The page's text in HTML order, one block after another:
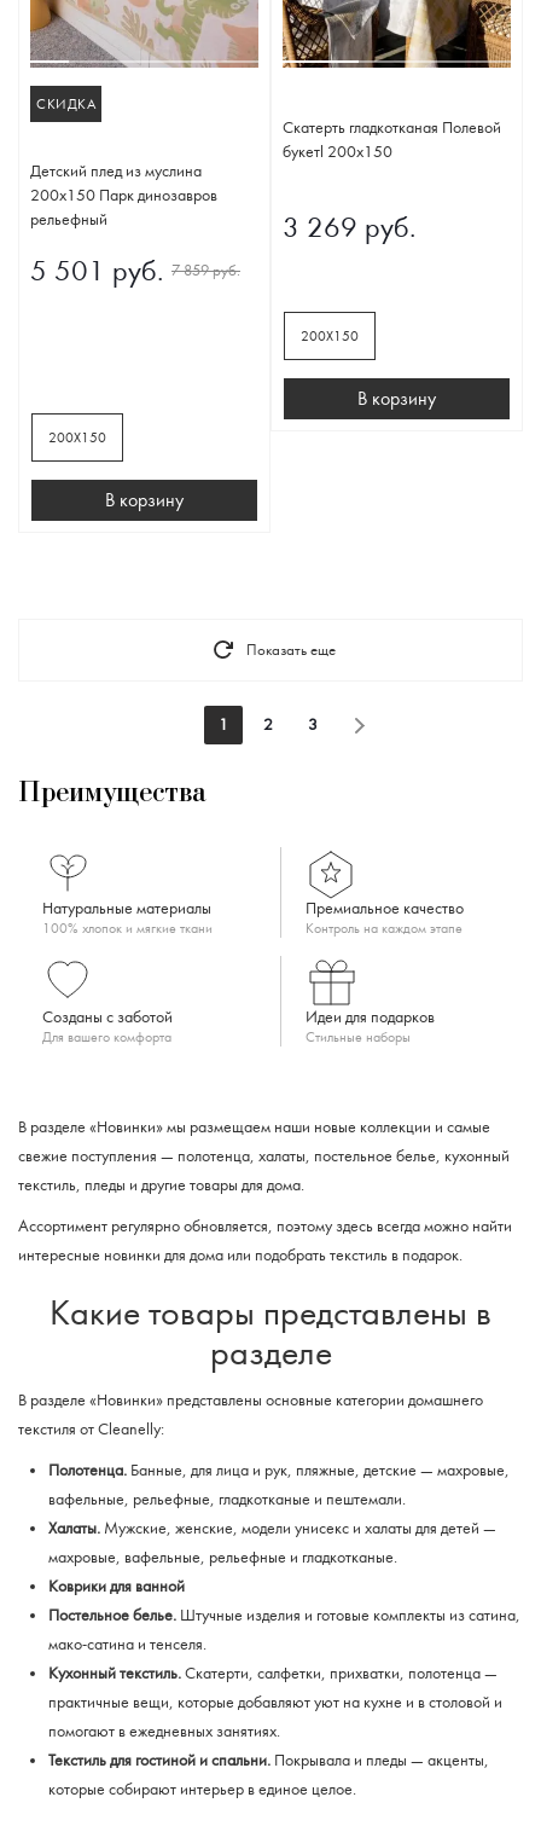
СКИДКА
Детский плед из муслина
200х150 Парк динозавров
рельефный
5 501 руб. 7 859 руб.
200Х150
В корзину
Скатерть гладкотканая Полевой
букетl 200х150
3 269 руб.
200Х150
В корзину
Показать еще
1 2 3
Преимущества
Натуральные материалы
100% хлопок и мягкие ткани
Премиальное качество
Контроль на каждом этапе
Созданы с заботой
Для вашего комфорта
Идеи для подарков
Стильные наборы
В разделе «Новинки» мы размещаем наши новые коллекции и самые
свежие поступления — полотенца, халаты, постельное белье, кухонный
текстиль, пледы и другие товары для дома.
Ассортимент регулярно обновляется, поэтому здесь всегда можно найти
интересные новинки для дома или подобрать текстиль в подарок.
Какие товары представлены в
разделе
В разделе «Новинки» представлены основные категории домашнего
текстиля от Cleanelly:
Полотенца. Банные, для лица и рук, пляжные, детские — махровые,
вафельные, рельефные, гладкотканые и пештемали.
Халаты. Мужские, женские, модели унисекс и халаты для детей —
махровые, вафельные, рельефные и гладкотканые.
Коврики для ванной
Постельное белье. Штучные изделия и готовые комплекты из сатина,
мако-сатина и тенселя.
Кухонный текстиль.Скатерти, салфетки, прихватки, полотенца —
практичные вещи, которые добавляют уют на кухне и в столовой и
помогают в ежедневных занятиях.
Текстиль для гостиной и спальни. Покрывала и пледы — акценты,
которые собирают интерьер в единое целое.